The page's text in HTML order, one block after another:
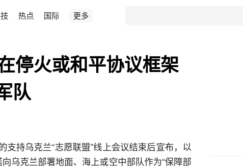
热点 国际 更多
停火或和平协议框架
队
持乌克兰“志愿联盟”线上会议结束后宣布，以
乌克兰部署地面、海上或空中部队作为“保障部